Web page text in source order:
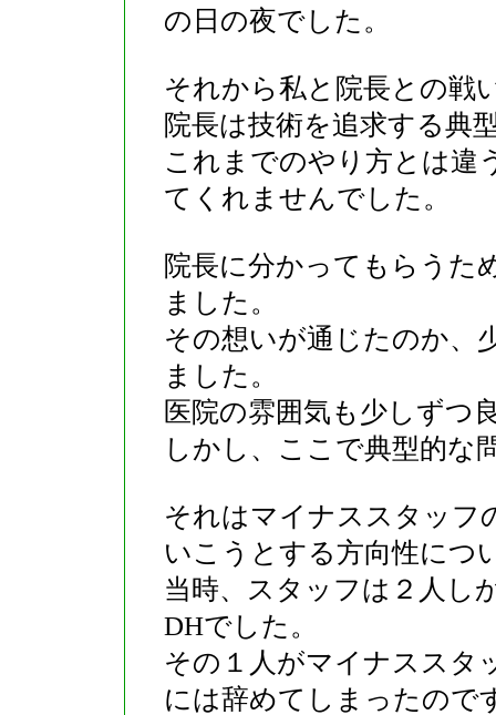
の日の夜でした。
それから私と院長との戦
院長は技術を追求する典
これまでのやり方とは違
てくれませんでした。
院長に分かってもらうた
ました。
その想いが通じたのか、
ました。
医院の雰囲気も少しずつ
しかし、ここで典型的な
それはマイナススタッフ
いこうとする方向性につ
当時、スタッフは２人し
DHでした。
その１人がマイナススタ
には辞めてしまったので